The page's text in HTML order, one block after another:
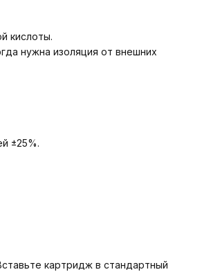
кислоты.
нужна изоляция от внешних
±25%.
картридж в стандартный